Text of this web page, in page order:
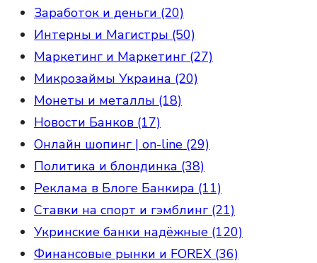
Заработок и деньги (20)
Интерны и Магистры (50)
Маркетинг и Маркетинг (27)
Микрозаймы Украина (20)
Монеты и металлы (18)
Новости Банков (17)
Онлайн шопинг | on-line (29)
Политика и блондинка (38)
Реклама в Блоге Банкира (11)
Ставки на спорт и гэмблинг (21)
Укринские банки надёжные (120)
Финансовые рынки и FOREX (36)